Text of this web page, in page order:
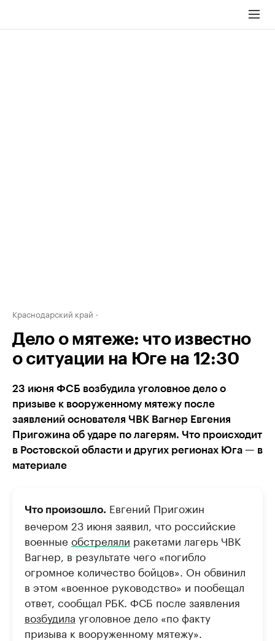
Краснодарский край
Дело о мятеже: что известно
о ситуации на Юге на 12:30
23 июня ФСБ возбудила уголовное дело о
призыве к вооруженному мятежу после
заявлений основателя ЧВК Вагнер Евгения
Пригожина об ударе по лагерям. Что происходит
в Ростовской области и других регионах Юга — в
материале
Что произошло. Евгений Пригожин
вечером 23 июня заявил, что российские
военные обстреляли ракетами лагерь ЧВК
Вагнер, в результате чего «погибло
огромное количество бойцов». Он обвинил
в этом «военное руководство» и пообещал
ответ, сообщал РБК. ФСБ после заявления
возбудила уголовное дело «по факту
призыва к вооруженному мятежу».